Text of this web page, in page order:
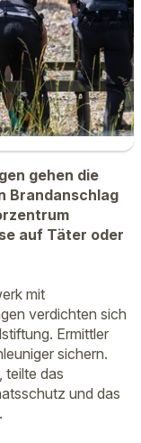
gehen die
Brandanschlag
auf Täter oder
mit
verdichten sich
Ermittler
sichern.
teilte das
und das